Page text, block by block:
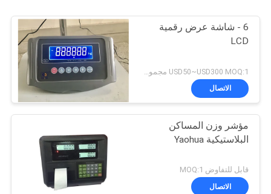
6 - شاشة عرض رقمية
LCD
الاتصال
مؤشر وزن المساكن
البلاستيكية Yaohua
قابل للتفاوض MOQ:1
الاتصال